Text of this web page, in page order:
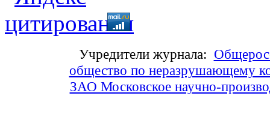
Учредители журнала:
общество по неразрушающему
ЗАО Московское научно-